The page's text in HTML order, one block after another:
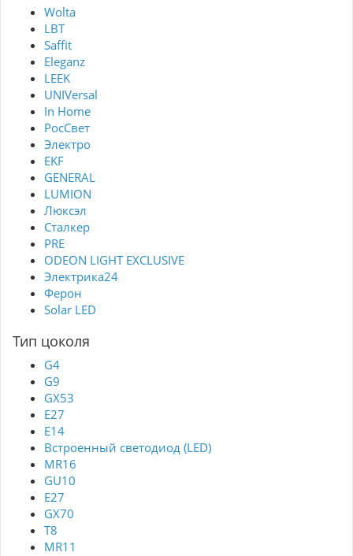
Wolta
LBT
Saffit
Eleganz
LEEK
UNIVersal
In Home
РосСвет
Электро
EKF
GENERAL
LUMION
Люксэл
Сталкер
PRE
ODEON LIGHT EXCLUSIVE
Электрика24
Ферон
Solar LED
Тип цоколя
G4
G9
GX53
Е27
E14
Встроенный светодиод (LED)
MR16
GU10
E27
GX70
T8
MR11